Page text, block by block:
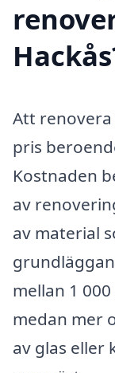
Att renovera
pris
Kostnaden
av
av material
mellan 1
medan mer
av glas eller